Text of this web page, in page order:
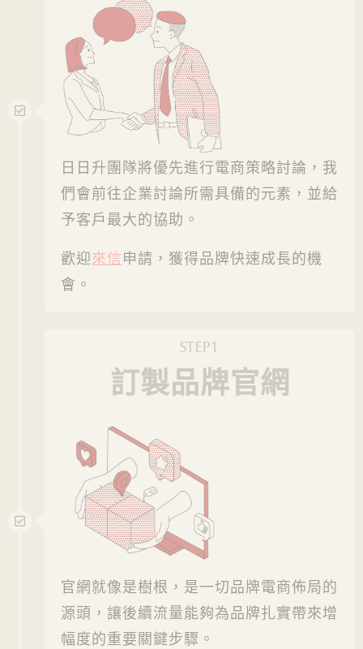
日日升團隊將優先進行電商策略討論，我
們會前往企業討論所需具備的元素，並給
予客戶最大的協助。
歡迎來信申請，獲得品牌快速成長的機
會。
STEP1
訂製品牌官網
官網就像是樹根，是一切品牌電商佈局的
源頭，讓後續流量能夠為品牌扎實帶來增
幅度的重要關鍵步驟。